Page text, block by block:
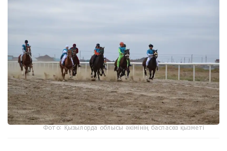
Фото: Қызылорда облысы әкімінің баспасөз қызметі